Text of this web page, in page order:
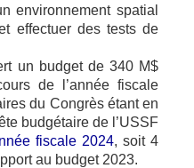
environnement spatial
effectuer des tests de
un budget de 340 M$
de l’année fiscale
du Congrès étant en
budgétaire de l’USSF
fiscale 2024, soit 4
au budget 2023.